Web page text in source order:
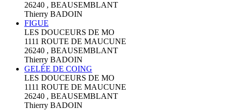
26240 , BEAUSEMBLANT
Thierry BADOIN
FIGUE
LES DOUCEURS DE MO
1111 ROUTE DE MAUCUNE
26240 , BEAUSEMBLANT
Thierry BADOIN
GELÉE DE COING
LES DOUCEURS DE MO
1111 ROUTE DE MAUCUNE
26240 , BEAUSEMBLANT
Thierry BADOIN